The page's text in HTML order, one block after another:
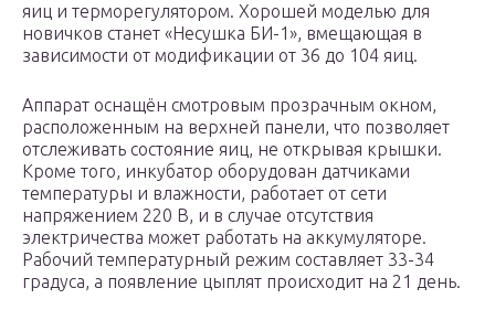
яиц и терморегулятором. Хорошей моделью для
новичков станет «Несушка БИ-1», вмещающая в
зависимости от модификации от 36 до 104 яиц.
Аппарат оснащён смотровым прозрачным окном,
расположенным на верхней панели, что позволяет
отслеживать состояние яиц, не открывая крышки.
Кроме того, инкубатор оборудован датчиками
температуры и влажности, работает от сети
напряжением 220 В, и в случае отсутствия
электричества может работать на аккумуляторе.
Рабочий температурный режим составляет 33-34
градуса, а появление цыплят происходит на 21 день.